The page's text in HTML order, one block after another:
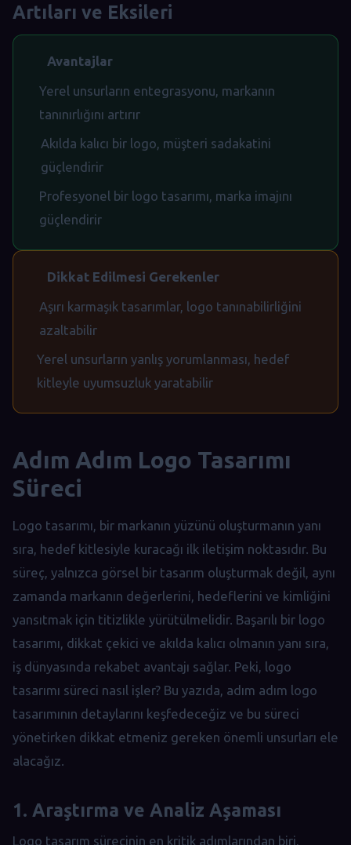
Artıları ve Eksileri
Avantajlar
Yerel unsurların entegrasyonu, markanın
tanınırlığını artırır
Akılda kalıcı bir logo, müşteri sadakatini
güçlendirir
Profesyonel bir logo tasarımı, marka imajını
güçlendirir
Dikkat Edilmesi Gerekenler
Aşırı karmaşık tasarımlar, logo tanınabilirliğini
azaltabilir
Yerel unsurların yanlış yorumlanması, hedef
kitleyle uyumsuzluk yaratabilir
Adım Adım Logo Tasarımı
Süreci
Logo tasarımı, bir markanın yüzünü oluşturmanın yanı
sıra, hedef kitlesiyle kuracağı ilk iletişim noktasıdır. Bu
süreç, yalnızca görsel bir tasarım oluşturmak değil, aynı
zamanda markanın değerlerini, hedeflerini ve kimliğini
yansıtmak için titizlikle yürütülmelidir. Başarılı bir logo
tasarımı, dikkat çekici ve akılda kalıcı olmanın yanı sıra,
iş dünyasında rekabet avantajı sağlar. Peki, logo
tasarımı süreci nasıl işler? Bu yazıda, adım adım logo
tasarımının detaylarını keşfedeceğiz ve bu süreci
yönetirken dikkat etmeniz gereken önemli unsurları ele
alacağız.
1. Araştırma ve Analiz Aşaması
Logo tasarım sürecinin en kritik adımlarından biri,